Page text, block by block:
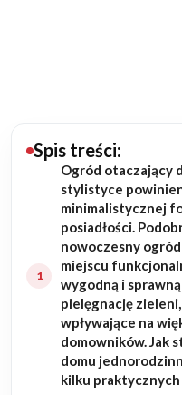
Budowa domu
Rezydencje
Rozbudowa
Remonty
Budynki biurowe
Spis treści:
Ogród otaczający
stylistyce
minimalistycznej
posiadłości.
nowoczesny
miejscu
wygodną i
pielęgnację
wpływające na
domowników. Jak
domu
kilku